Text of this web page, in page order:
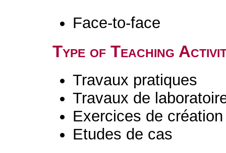
Face-to-face
Type of Teaching
Travaux pratiques
Travaux de
Exercices de
Etudes de cas